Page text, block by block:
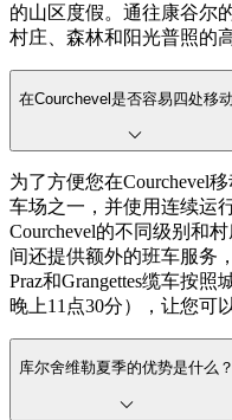
的山区度假。通往康谷尔
村庄、森林和阳光普照的
在Courchevel是否容易四处移
为了方便您在Courchevel
车场之一，并使用连续运
Courchevel的不同级别和
间还提供额外的班车服务
Praz和Grangettes缆车按
晚上11点30分），让您可
库尔舍维勒夏季的优势是什么？